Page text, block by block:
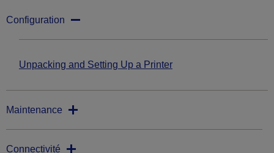
Configuration
Unpacking and Setting Up a Printer
Maintenance
Connectivité